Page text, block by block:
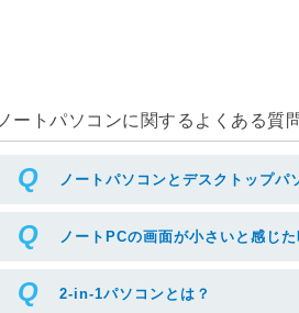
ノートパソコンに関するよくある質
ノートパソコンとデスクトップパ
ノートPCの画面が小さいと感じ
2-in-1パソコンとは？